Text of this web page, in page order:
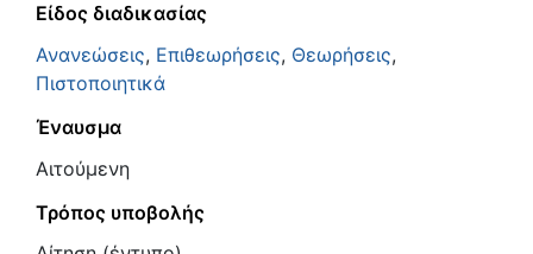
Είδος διαδικασίας
Ανανεώσεις, Επιθεωρήσεις, Θεωρήσεις,
Πιστοποιητικά
Έναυσμα
Αιτούμενη
Τρόπος υποβολής